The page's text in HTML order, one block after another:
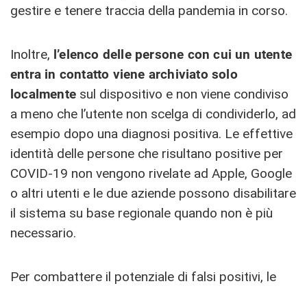
gestire e tenere traccia della pandemia in corso.
Inoltre, l’elenco delle persone con cui un utente
entra in contatto viene archiviato solo
localmente sul dispositivo e non viene condiviso
a meno che l’utente non scelga di condividerlo, ad
esempio dopo una diagnosi positiva. Le effettive
identità delle persone che risultano positive per
COVID-19 non vengono rivelate ad Apple, Google
o altri utenti e le due aziende possono disabilitare
il sistema su base regionale quando non è più
necessario.
Per combattere il potenziale di falsi positivi, le